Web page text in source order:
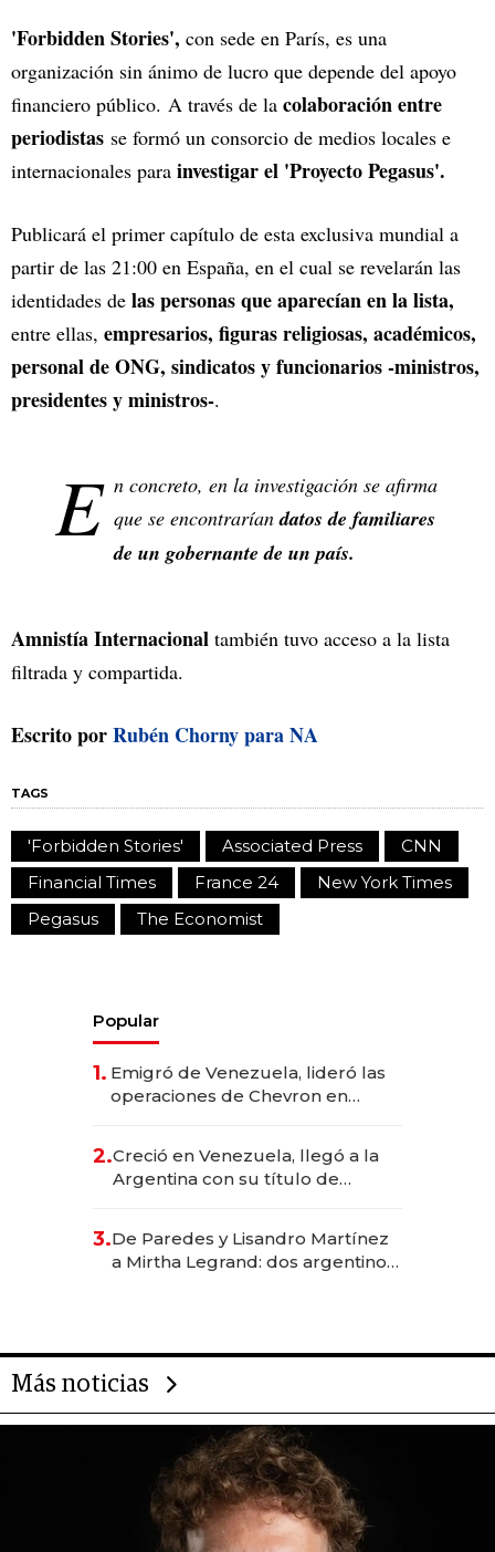
'Forbidden Stories', con sede en París, es una
organización sin ánimo de lucro que depende del apoyo
financiero público. A través de la colaboración entre
periodistas se formó un consorcio de medios locales e
internacionales para investigar el 'Proyecto Pegasus'.
Publicará el primer capítulo de esta exclusiva mundial a
partir de las 21:00 en España, en el cual se revelarán las
identidades de las personas que aparecían en la lista,
entre ellas, empresarios, figuras religiosas, académicos,
personal de ONG, sindicatos y funcionarios -ministros,
presidentes y ministros-.
E n concreto, en la investigación se afirma
que se encontraríandatos de familiares
de un gobernante de un país.
Amnistía Internacional también tuvo acceso a la lista
filtrada y compartida.
Escrito porRubén Chorny para NA
TAGS
'Forbidden Stories' Associated Press
CNN
Financial Times
France 24
New York Times
Pegasus
The Economist
Popular
1. Emigró de Venezuela, lideró las
operaciones de Chevron en
2.Creció en Venezuela, llegó a la
Argentina con su título de
las marcas "fast premium"
3.De Paredes y Lisandro Martínez
a Mirtha Legrand: dos argentinos
Más noticias